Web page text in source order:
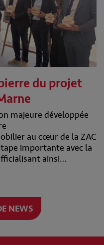
du projet
majeure développée
au cœur de la ZAC
importante avec la
ainsi…
NEWS